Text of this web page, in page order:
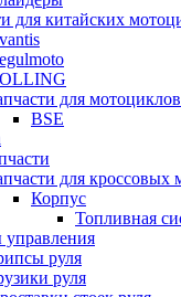
для китайских
для
BSE
для кроссовых
Корпус
Топливная
руля
руля